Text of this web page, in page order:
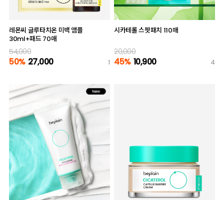
레몬씨 글루타치온 미백 앰플
30ml+패드 70매
54,000
50% 27,000 1
시카테롤 스팟패치 110매
20,000
45% 10,900 4